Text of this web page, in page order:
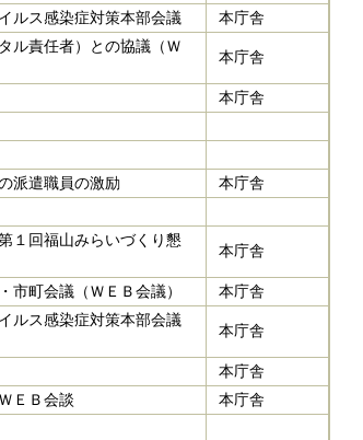
ルス感染症対策本部会議 本庁舎
ル責任者）との協議（Ｗ
本庁舎
本庁舎
派遣職員の激励
本庁舎
１回福山みらいづくり懇
本庁舎
市町会議（ＷＥＢ会議） 本庁舎
ルス感染症対策本部会議
本庁舎
本庁舎
ＥＢ会談
本庁舎